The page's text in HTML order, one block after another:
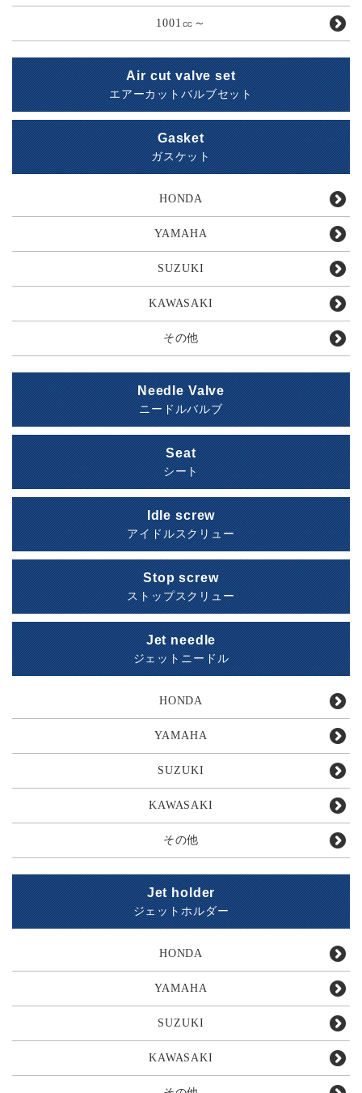
1001㏄～
Air cut valve set
エアーカットバルブセット
Gasket
ガスケット
HONDA
YAMAHA
SUZUKI
KAWASAKI
その他
Needle Valve
ニードルバルブ
Seat
シート
Idle screw
アイドルスクリュー
Stop screw
ストップスクリュー
Jet needle
ジェットニードル
HONDA
YAMAHA
SUZUKI
KAWASAKI
その他
Jet holder
ジェットホルダー
HONDA
YAMAHA
SUZUKI
KAWASAKI